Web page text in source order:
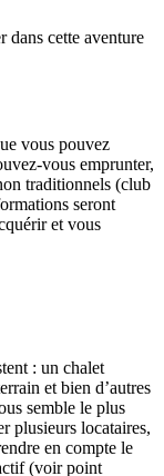
dans cette aventure
vous pouvez
vous emprunter,
traditionnels (club
seront
et vous
: un chalet
et bien d’autres
semble le plus
plusieurs locataires,
en compte le
(voir point